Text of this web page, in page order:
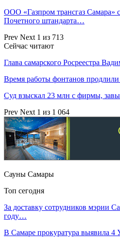
ООО «Газпром трансгаз Самара»
Почетного штандарта…
Prev Next 1 из 713
Сейчас читают
Глава самарского Росреестра
Время работы фонтанов
Суд взыскал 23 млн с фирмы,
Prev Next 1 из 1 064
Сауны Самары
Топ сегодня
За доставку сотрудников мэрии
году…
В Самаре прокуратура выявила